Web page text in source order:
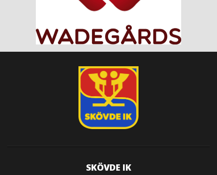
SKÖVDE IK